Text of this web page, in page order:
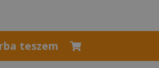
teszem